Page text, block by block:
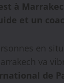
à
et un
en
va
de